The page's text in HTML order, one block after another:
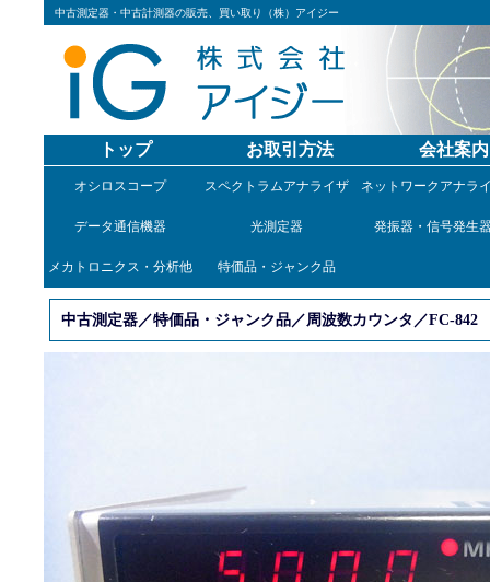
中古測定器・中古計測器の販売、買い取り（株）アイジー
トップ お取引方法 会社案内
オシロスコープ スペクトラムアナライザ ネットワークアナラ
データ通信機器 光測定器 発振器・信号発生
メカトロニクス・分析他 特価品・ジャンク品
中古測定器／特価品・ジャンク品／周波数カウンタ／FC-842